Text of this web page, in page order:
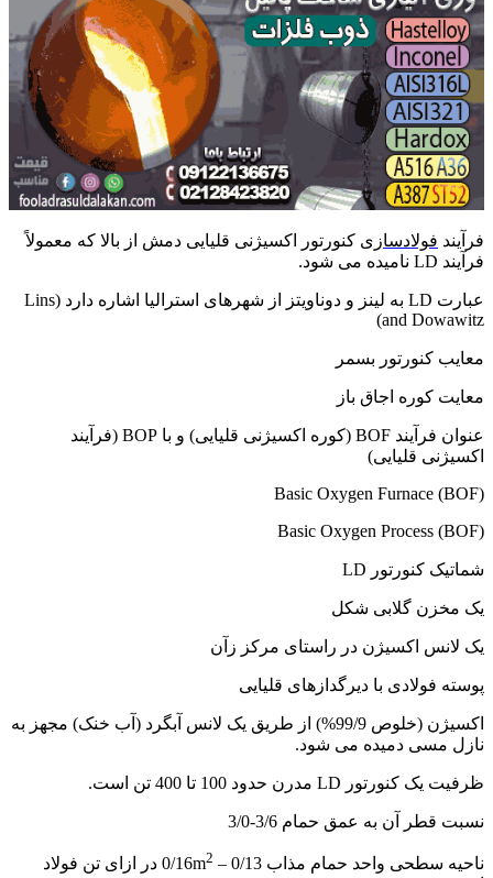
فرآیند فولادسازی کنورتور اکسیژنی قلیایی دمش از بالا که معمولاً
فرآیند LD نامیده می شود.
عبارت LD به لینز و دوناویتز از شهرهای استرالیا اشاره دارد (Lins
and Dowawitz)
معایب کنورتور بسمر
معایت کوره اجاق باز
عنوان فرآیند BOF (کوره اکسیژنی قلیایی) و با BOP (فرآیند
اکسیژنی قلیایی)
Basic Oxygen Furnace (BOF)
Basic Oxygen Process (BOF)
شماتیک کنورتور LD
یک مخزن گلابی شکل
یک لانس اکسیژن در راستای مرکز زآن
پوسته فولادی با دیرگدازهای قلیایی
اکسیژن (خلوص 99/9%) از طریق یک لانس آبگرد (آب خنک) مجهز به
نازل مسی دمیده می شود.
ظرفیت یک کنورتور LD مدرن حدود 100 تا 400 تن است.
نسبت قطر آن به عمق حمام 3/6-3/0
ناحیه سطحی واحد حمام مذاب 0/16m 2
– 0/13 در ازای تن فولاد